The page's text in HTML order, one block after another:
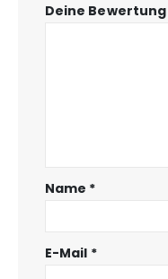
Deine Bewertung
Name *
E-Mail *